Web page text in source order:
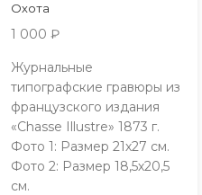
Охота
1 000 ₽
Журнальные
типографские гравюры из
французского издания
«Chasse Illustre» 1873 г.
Фото 1: Размер 21х27 см.
Фото 2: Размер 18,5х20,5
см.